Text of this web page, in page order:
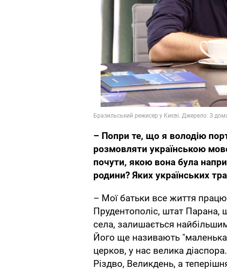
– Попри те, що я володію
розмовляти українською
почути, якою вона була
родини? Яких українських
– Мої батьки все життя
Прудентополіс, штат Парана,
села, залишається
Його ще називають "маленька
церков, у нас велика
Різдво, Великдень, а